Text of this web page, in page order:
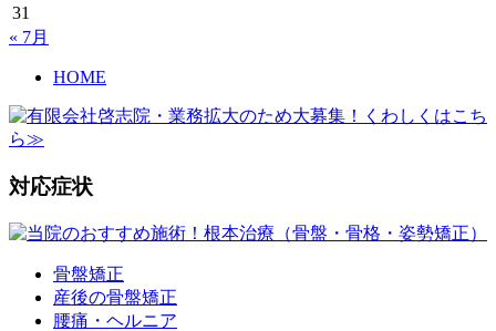
31
« 7月
HOME
対応症状
骨盤矯正
産後の骨盤矯正
腰痛・ヘルニア